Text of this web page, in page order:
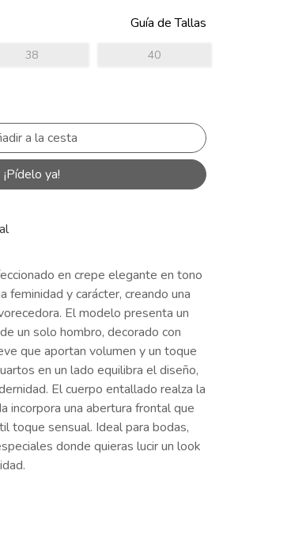
Guía de Tallas
38 40
¡Pídelo ya!
en crepe elegante en tono
feminidad y carácter, creando una
El modelo presenta un
un solo hombro, decorado con
que aportan volumen y un toque
en un lado equilibra el diseño,
El cuerpo entallado realza la
incorpora una abertura frontal que
toque sensual. Ideal para bodas,
donde quieras lucir un look